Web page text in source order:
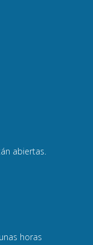
abiertas.
horas